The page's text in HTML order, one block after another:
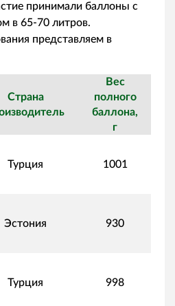
принимали баллоны с
в 65-70 литров.
представляем в
Страна
Вес
полного
баллона,
г
Турция 1001
Эстония 930
Турция 998